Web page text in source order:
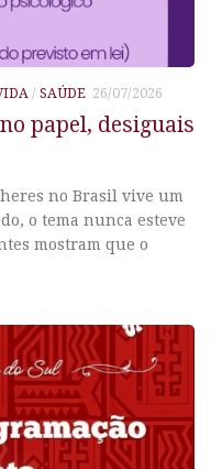
/ SAÚDE 26/07/2026
papel, desiguais
no Brasil vive um
o tema nunca esteve
mostram que o